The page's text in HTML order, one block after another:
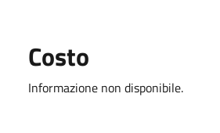
Costo
Informazione non disponibile.